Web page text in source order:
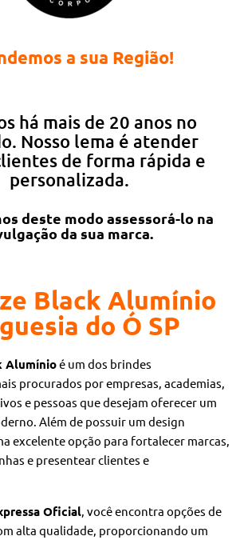
a sua Região!
há mais de 20 anos no
Nosso lema é atender
de forma rápida e
personalizada.
deste modo assessorá-lo na
da sua marca.
Black Alumínio
do Ó SP
Alumínioé um dos brindes
procurados por empresas, academias,
e pessoas que desejam oferecer um
Além de possuir um design
excelente opção para fortalecer marcas,
e presentear clientes e
Oficial, você encontra opções de
alta qualidade, proporcionando um